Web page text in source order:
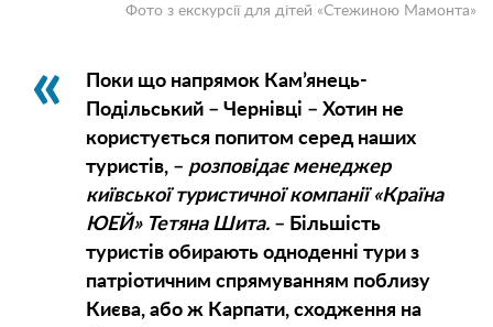
Фото з екскурсії для дітей «Стежиною Мамонта»
Поки що напрямок Кам’янець-
Подільський – Чернівці – Хотин не
користується попитом серед наших
туристів, – розповідає менеджер
київської туристичної компанії «Країна
ЮЕЙ» Тетяна Шита.– Більшість
туристів обирають одноденні тури з
патріотичним спрямуванням поблизу
Києва, або ж Карпати, сходження на